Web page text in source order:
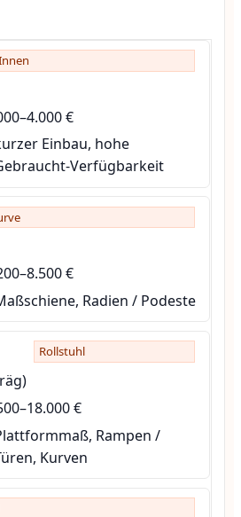
€
Einbau, hohe
Verfügbarkeit
€
Radien / Podeste
Rollstuhl
€
Rampen /
Kurven